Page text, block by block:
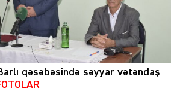
qəsəbəsində səyyar vətəndaş